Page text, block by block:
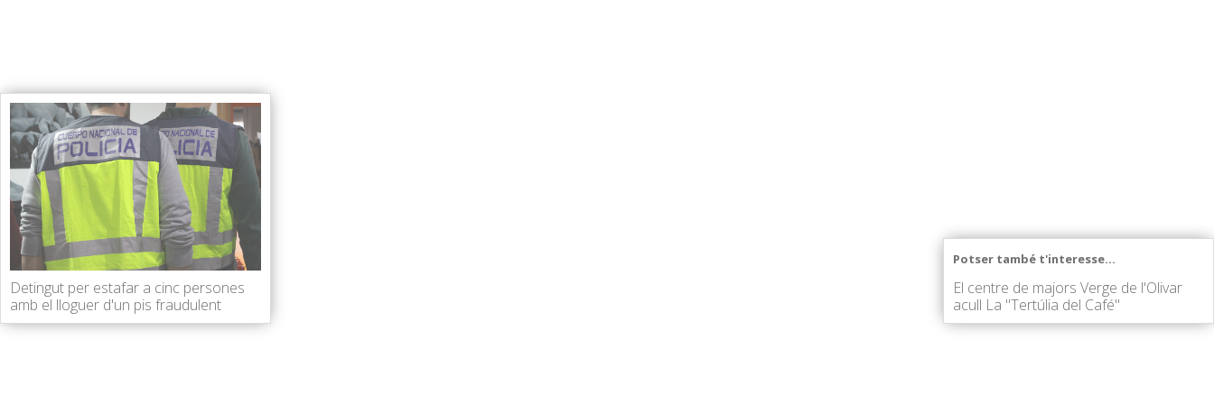
Detingut per estafar a cinc persones
amb el lloguer d'un pis fraudulent
Potser també t'interesse...
El centre de majors Verge de l'Olivar
acull La "Tertúlia del Café"